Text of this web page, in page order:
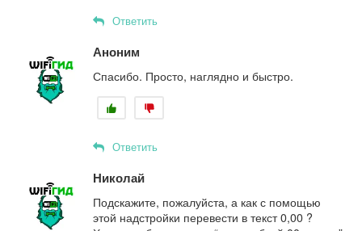
Ответить
Аноним
Спасибо. Просто, наглядно и быстро.
Ответить
Николай
Подскажите, пожалуйста, а как с помощью
этой надстройки перевести в текст 0,00 ?